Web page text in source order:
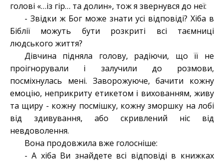
голові «…із гір… та долин», тож я звернувся до неї:
- Звідки ж Бог може знати усі відповіді? Хіба в
Біблії можуть бути розкриті всі таємниці
людського життя?
Дівчина підняла голову, радіючи, що її не
проігнорували і залучили до розмови,
посміхнулась мені. Заворожуюче, бачити кожну
емоцію, неприкриту етикетом і вихованням, живу
та щиру - кожну посмішку, кожну зморшку на лобі
від здивування, або скривлений ніс від
невдоволення.
Вона продовжила вже голосніше:
- А хіба Ви знайдете всі відповіді в книжках